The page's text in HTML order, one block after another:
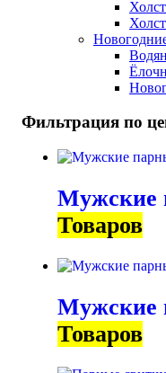
Фильтрация по
Мужские
Товаров
Мужские
Товаров